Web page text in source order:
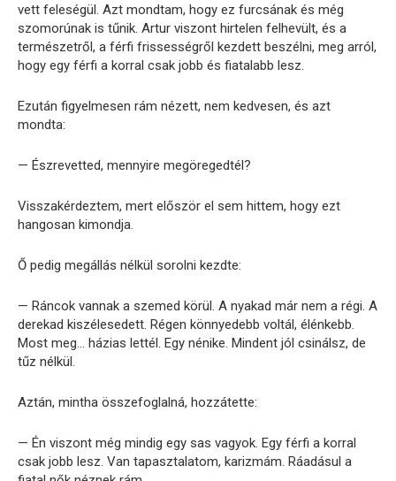
vett feleségül. Azt mondtam, hogy ez furcsának és még
szomorúnak is tűnik. Artur viszont hirtelen felhevült, és a
természetről, a férfi frissességről kezdett beszélni, meg arról,
hogy egy férfi a korral csak jobb és fiatalabb lesz.
Ezután figyelmesen rám nézett, nem kedvesen, és azt
mondta:
— Észrevetted, mennyire megöregedtél?
Visszakérdeztem, mert először el sem hittem, hogy ezt
hangosan kimondja.
Ő pedig megállás nélkül sorolni kezdte:
— Ráncok vannak a szemed körül. A nyakad már nem a régi. A
derekad kiszélesedett. Régen könnyedebb voltál, élénkebb.
Most meg… házias lettél. Egy nénike. Mindent jól csinálsz, de
tűz nélkül.
Aztán, mintha összefoglalná, hozzátette:
— Én viszont még mindig egy sas vagyok. Egy férfi a korral
csak jobb lesz. Van tapasztalatom, karizmám. Ráadásul a